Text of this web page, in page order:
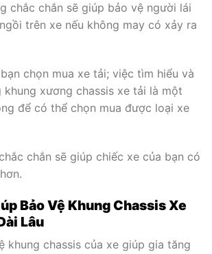
chắc chắn sẽ giúp bảo vệ người lái
trên xe nếu không may có xảy ra
chọn mua xe tải; việc tìm hiểu và
khung xương chassis xe tải là một
để có thể chọn mua được loại xe
chắn sẽ giúp chiếc xe của bạn có
Bảo Vệ Khung Chassis Xe
Lâu
khung chassis của xe giúp gia tăng